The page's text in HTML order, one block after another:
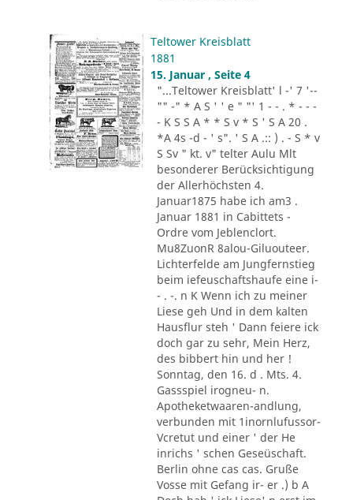
Teltower Kreisblatt
1881
15. Januar , Seite 4
"...Teltower Kreisblatt' l -' 7 '--
"" -" * A S ' ' e " "' 1 - - . * - - -
- K S S A * * S v * S ' S A 20 .
*A 4s -d - ' s". ' S A .:: ) . - S * v
S Sv " kt. v" telter Aulu Mlt
besonderer Berücksichtigung
der Allerhöchsten 4.
Januar1875 habe ich am3 .
Januar 1881 in Cabittets -
Ordre vom Jeblenclort.
Mu8ZuonR 8alou-Giluouteer.
Lichterfelde am Jungfernstieg
beim iefeuschaftshaufe eine i-
- . -. n K Wenn ich zu meiner
Liese geh Und in dem kalten
Hausflur steh ' Dann feiere ick
doch gar zu sehr, Mein Herz,
des bibbert hin und her !
Sonntag, den 16. d . Mts. 4.
Gassspiel irogneu- n.
Apotheketwaaren-andlung,
verbunden mit 1inornlufussor-
Vcretut und einer ' der He
inrichs ' schen Geseüschaft.
Berlin ohne cas cas. Gruße
Vosse mit Gefang ir- er .) b A